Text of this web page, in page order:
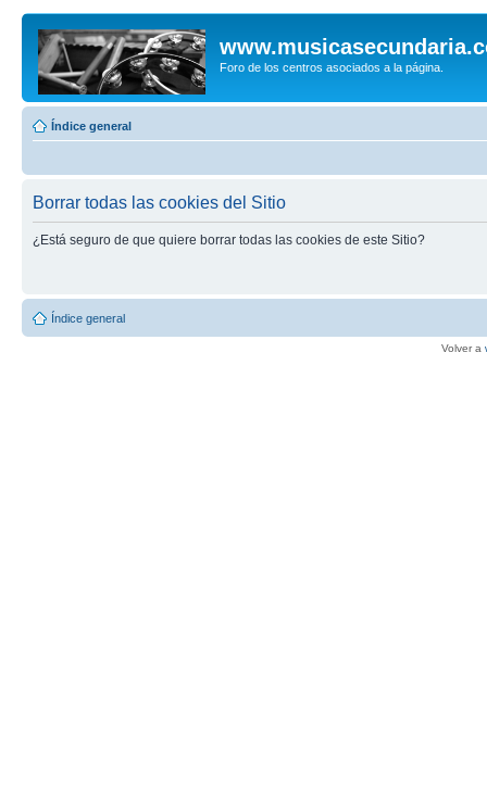
Foro de los centros asociados a la página.
Índice general
Borrar todas las cookies del Sitio
¿Está seguro de que quiere borrar todas las cookies de este Sitio?
Índice general
Volver a